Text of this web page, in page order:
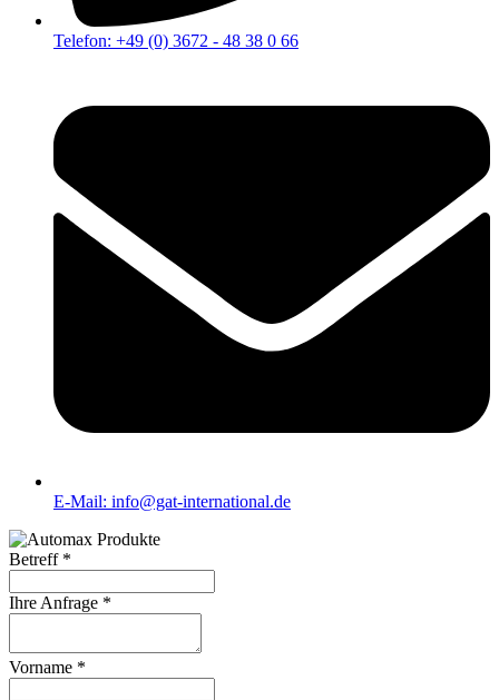
Telefon: +49 (0) 3672 - 48 38 0 66
E-Mail: info@gat-international.de
Betreff *
Ihre Anfrage *
Vorname *